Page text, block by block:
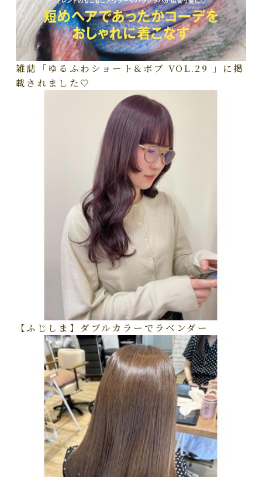
雑誌「ゆるふわショート&ボブ VOL.29 」に掲
載されました🤍
【ふじしま】ダブルカラーでラベンダー